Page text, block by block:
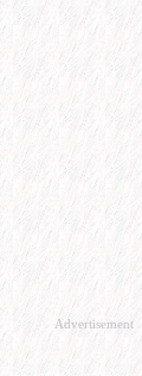
Advertisement